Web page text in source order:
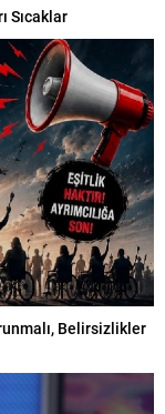
Sıcaklar
Belirsizlikler